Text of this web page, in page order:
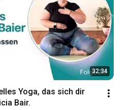
32:34
Yoga, das sich dir
Bair.